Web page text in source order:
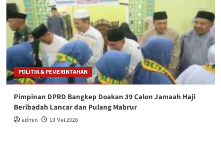
POLITIK & PEMERINTAHAN
Pimpinan DPRD Bangkep Doakan 39 Calon Jamaah Haji
Beribadah Lancar dan Pulang Mabrur
admin 10 Mei 2026